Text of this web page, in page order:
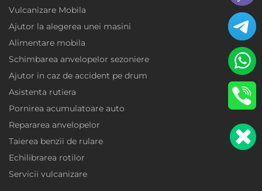
Vulcanizare Mobila
Ajutor la alegerea unei masini
Alimentare mobila
Schimbarea anvelopelor sezoniere
Ajutor in caz de accident pe drum
Asistenta rutiera
Pornirea acumulatoare auto
Repararea anvelopelor
Taierea benzii de rulare
Echilibrarea rotilor
Servicii vulcanizare